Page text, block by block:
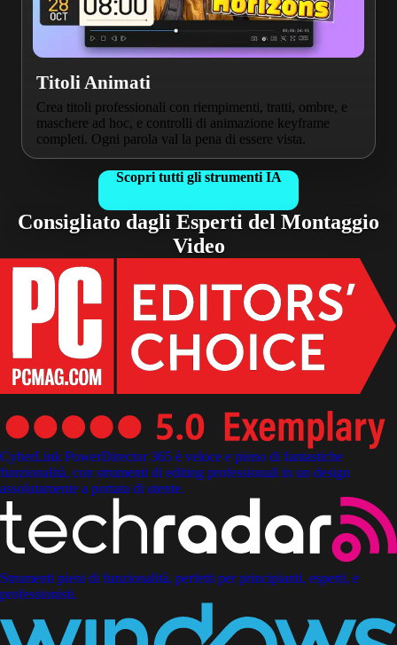
Titoli Animati
Crea titoli professionali con riempimenti, tratti, ombre, e
maschere ad hoc, e controlli di animazione keyframe
completi. Ogni parola val la pena di essere vista.
Scopri tutti gli strumenti IA
Consigliato dagli Esperti del Montaggio
Video
CyberLink PowerDirector 365 è veloce e pieno di fantastiche
funzionalità, con strumenti di editing professionali in un design
assolutamente a portata di utente.
Strumenti pieni di funzionalità, perfetti per principianti, esperti, e
professionisti.